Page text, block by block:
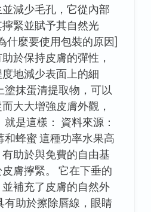
減少毛孔，它從內部
緊並賦予其自然光
什麼要使用包裝的原因]
於保持皮膚的彈性，
地減少表面上的細
塗抹蛋清提取物，可以
大大增強皮膚外觀，
是這樣： 資料來源：
蜂蜜 這種功率水果高
助於與免費的自由基
膚擰緊。 它在下垂的
補充了皮膚的自然外
有助於擦除唇線，眼睛